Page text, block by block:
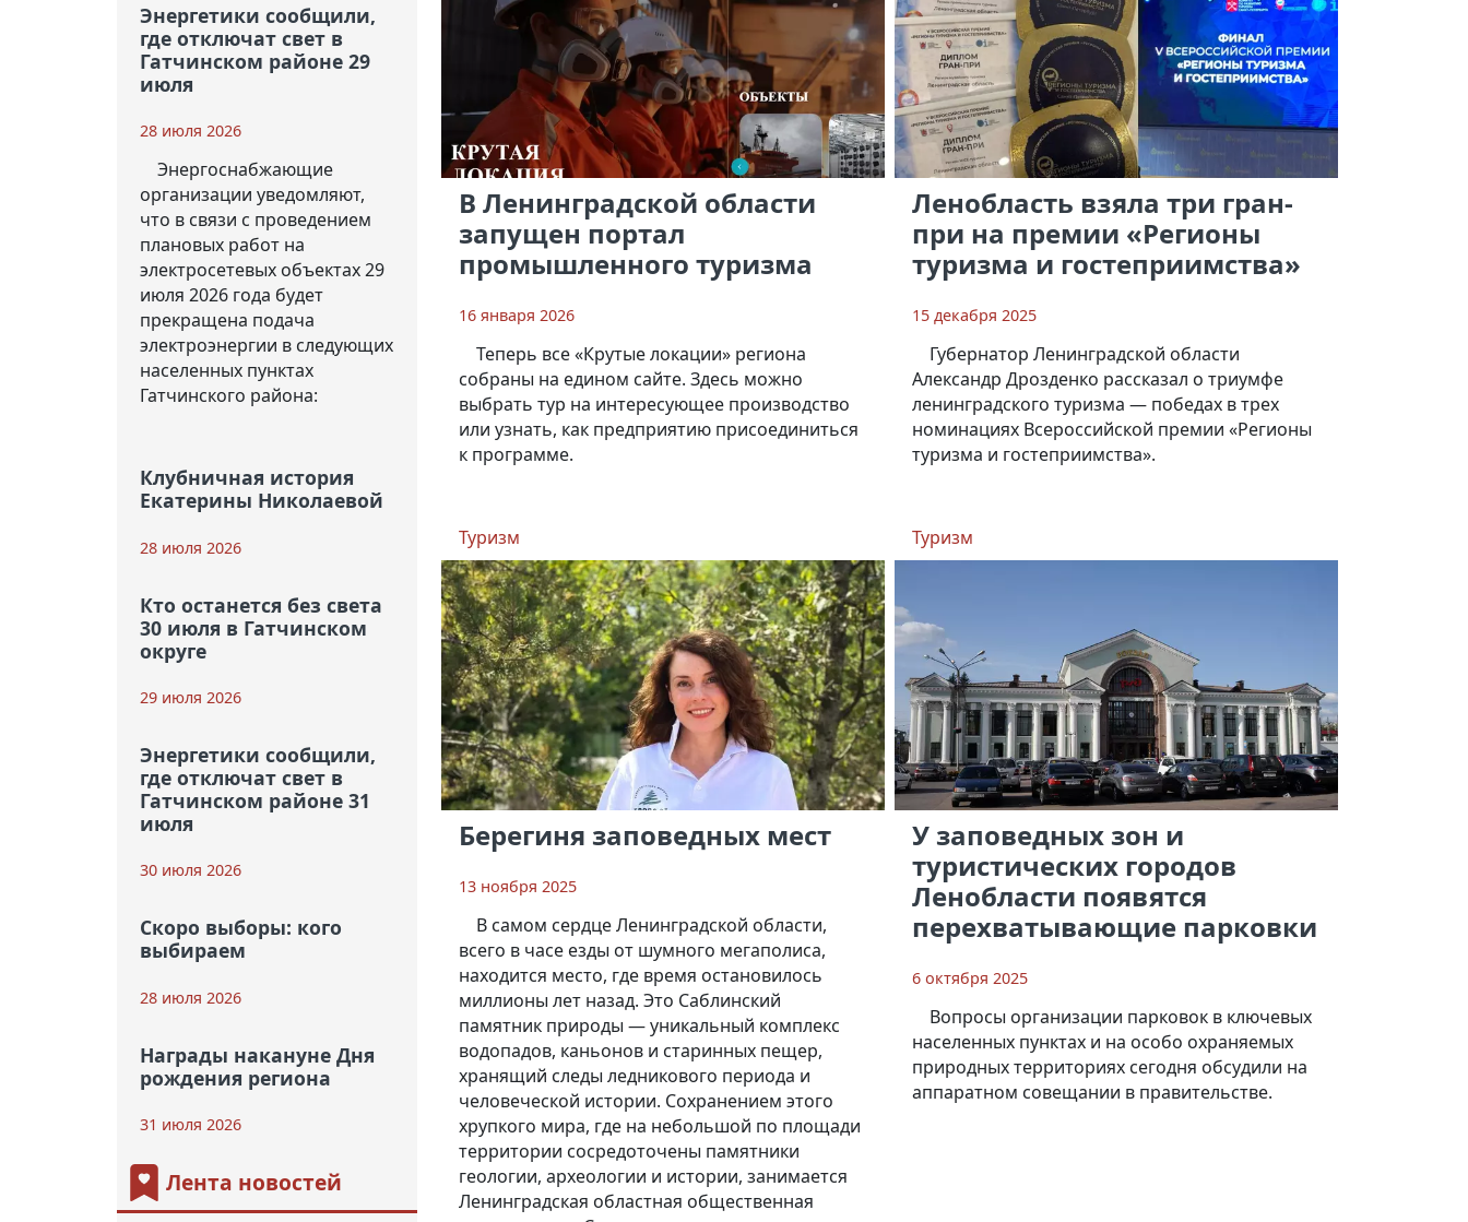
В Ленинградской области
запущен портал
промышленного туризма
16 января 2026
Теперь все «Крутые локации» региона
собраны на едином сайте. Здесь можно
выбрать тур на интересующее производство
или узнать, как предприятию присоединиться
к программе.
Ленобласть взяла три гран-
при на премии «Регионы
туризма и гостеприимства»
15 декабря 2025
Губернатор Ленинградской области
Александр Дрозденко рассказал о триумфе
ленинградского туризма — победах в трех
номинациях Всероссийской премии «Регионы
туризма и гостеприимства».
Туризм
Берегиня заповедных мест
13 ноября 2025
В самом сердце Ленинградской области,
всего в часе езды от шумного мегаполиса,
находится место, где время остановилось
миллионы лет назад. Это Саблинский
памятник природы — уникальный комплекс
водопадов, каньонов и старинных пещер,
хранящий следы ледникового периода и
человеческой истории. Сохранением этого
хрупкого мира, где на небольшой по площади
территории сосредоточены памятники
геологии, археологии и истории, занимается
Ленинградская областная общественная
Туризм
У заповедных зон и
туристических городов
Ленобласти появятся
перехватывающие парковки
6 октября 2025
Вопросы организации парковок в ключевых
населенных пунктах и на особо охраняемых
природных территориях сегодня обсудили на
аппаратном совещании в правительстве.
Энергетики сообщили,
где отключат свет в
Гатчинском районе 29
июля
28 июля 2026
Энергоснабжающие
организации уведомляют,
что в связи с проведением
плановых работ на
электросетевых объектах 29
июля 2026 года будет
прекращена подача
электроэнергии в следующих
населенных пунктах
Гатчинского района:
Клубничная история
Екатерины Николаевой
28 июля 2026
Кто останется без света
30 июля в Гатчинском
округе
29 июля 2026
Энергетики сообщили,
где отключат свет в
Гатчинском районе 31
июля
30 июля 2026
Скоро выборы: кого
выбираем
28 июля 2026
Награды накануне Дня
рождения региона
31 июля 2026
Лента новостей